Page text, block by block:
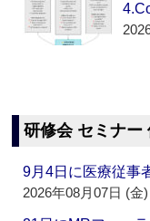
研修会 セミナー
9月4日に医療従事
2026年08月07日 (金)